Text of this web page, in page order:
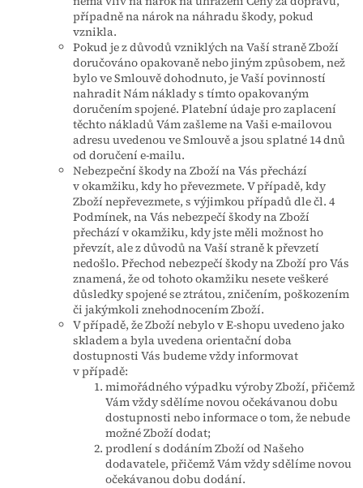
případně na nárok na náhradu škody, pokud
vznikla.
Pokud je z důvodů vzniklých na Vaší straně Zboží
doručováno opakovaně nebo jiným způsobem, než
bylo ve Smlouvě dohodnuto, je Vaší povinností
nahradit Nám náklady s tímto opakovaným
doručením spojené. Platební údaje pro zaplacení
těchto nákladů Vám zašleme na Vaši e-mailovou
adresu uvedenou ve Smlouvě a jsou splatné 14 dnů
od doručení e-mailu.
Nebezpeční škody na Zboží na Vás přechází
v okamžiku, kdy ho převezmete. V případě, kdy
Zboží nepřevezmete, s výjimkou případů dle čl. 4
Podmínek, na Vás nebezpečí škody na Zboží
přechází v okamžiku, kdy jste měli možnost ho
převzít, ale z důvodů na Vaší straně k převzetí
nedošlo. Přechod nebezpečí škody na Zboží pro Vás
znamená, že od tohoto okamžiku nesete veškeré
důsledky spojené se ztrátou, zničením, poškozením
či jakýmkoli znehodnocením Zboží.
V případě, že Zboží nebylo v E-shopu uvedeno jako
skladem a byla uvedena orientační doba
dostupnosti Vás budeme vždy informovat
v případě:
mimořádného výpadku výroby Zboží, přičemž
Vám vždy sdělíme novou očekávanou dobu
dostupnosti nebo informace o tom, že nebude
možné Zboží dodat;
prodlení s dodáním Zboží od Našeho
dodavatele, přičemž Vám vždy sdělíme novou
očekávanou dobu dodání.